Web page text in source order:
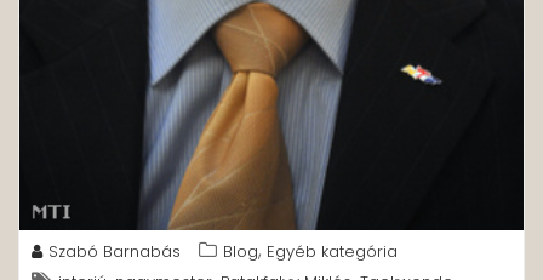
Szabó Barnabás Blog, Egyéb kategória